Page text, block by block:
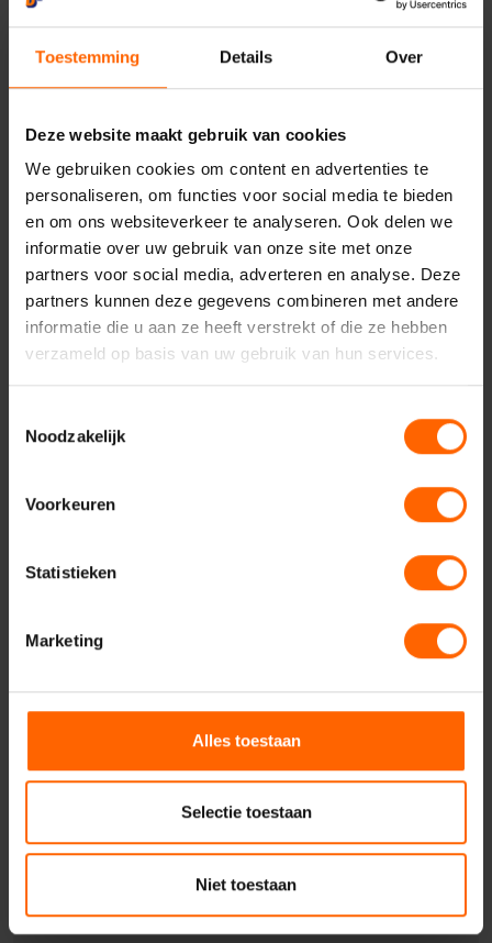
Toestemming Details Over
Deze website maakt gebruik van cookies
We gebruiken cookies om content en advertenties te
personaliseren, om functies voor social media te bieden
en om ons websiteverkeer te analyseren. Ook delen we
informatie over uw gebruik van onze site met onze
partners voor social media, adverteren en analyse. Deze
partners kunnen deze gegevens combineren met andere
informatie die u aan ze heeft verstrekt of die ze hebben
verzameld op basis van uw gebruik van hun services.
Noodzakelijk
Voorkeuren
Statistieken
Marketing
Alles toestaan
Selectie toestaan
Niet toestaan
maatregelen toe? Zorgt dit ervoor dat er meer
starterswoningen voor starters beschikbaar blijven? Helaas
zullen deze maatregelen een verwaarloosbaar effect
hebben op het aanbod voor starters. De handhaving op
euro’s kosten. De Nijmeegse VVD heeft liever dat er sneller
en anders gebouwd wordt in Nijmegen. Er worden te veel
sociale huurwoningen en dure koopwoningen gebouwd.
Dat is de reden dat starters het nakijken hebben. Daar
moet verandering in komen!
Dus wil jij meer starterswoningen voor starters? Stem dan
16 maart op de VVD Nijmegen.
Contact met VVD
Nijmegen
Uw e-mailadres*